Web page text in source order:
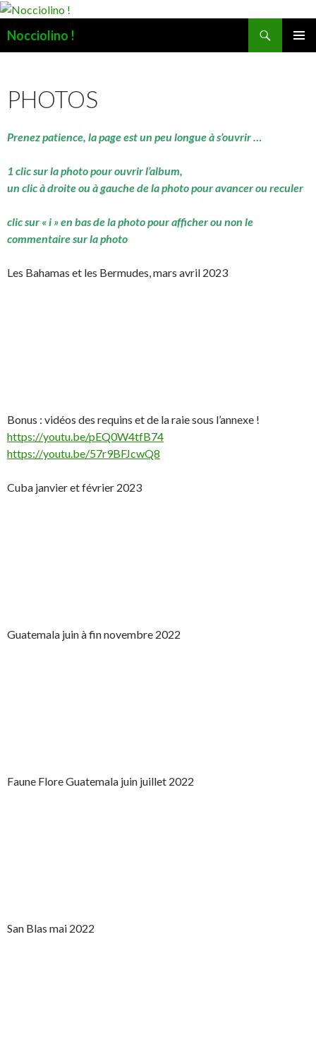
Nocciolino !
PHOTOS
Prenez patience, la page est un peu longue à s’ouvrir …
1 clic sur la photo pour ouvrir l’album,
un clic à droite ou à gauche de la photo pour avancer ou reculer
clic sur « i » en bas de la photo pour afficher ou non le
commentaire sur la photo
Les Bahamas et les Bermudes, mars avril 2023
Bonus : vidéos des requins et de la raie sous l’annexe !
https://youtu.be/pEQ0W4tfB74
https://youtu.be/57r9BFJcwQ8
Cuba janvier et février 2023
Guatemala juin à fin novembre 2022
Faune Flore Guatemala juin juillet 2022
San Blas mai 2022